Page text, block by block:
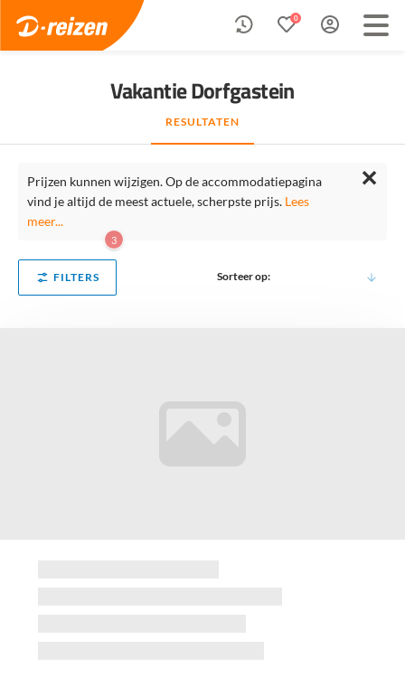
0
Vakantie Dorfgastein
RESULTATEN
Prijzen kunnen wijzigen. Op de accommodatiepagina
vind je altijd de meest actuele, scherpste prijs. Lees
meer...
✕
FILTERS
3
Sorteer op: